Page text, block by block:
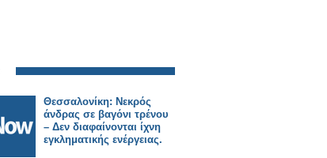
Θεσσαλονίκη: Νεκρός
άνδρας σε βαγόνι τρένου
– Δεν διαφαίνονται ίχνη
εγκληματικής ενέργειας.